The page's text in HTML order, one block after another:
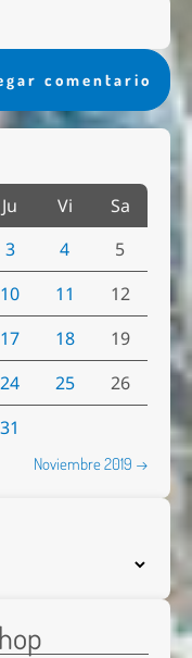
comentario
Ju Vi
Sa
3 4
5
10 11
12
17 18
19
24 25
26
31
Noviembre 2019 →